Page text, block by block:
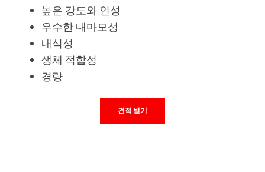
높은 강도와 인성
우수한 내마모성
내식성
생체 적합성
경량
견적 받기